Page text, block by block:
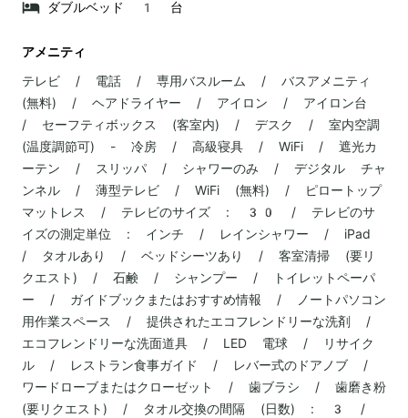
ダブルベッド 1 台
アメニティ
テレビ / 電話 / 専用バスルーム / バスアメニティ
(無料) / ヘアドライヤー / アイロン / アイロン台
/ セーフティボックス (客室内) / デスク / 室内空調
(温度調節可) - 冷房 / 高級寝具 / WiFi / 遮光カ
ーテン / スリッパ / シャワーのみ / デジタル チャ
ンネル / 薄型テレビ / WiFi (無料) / ピロートップ
マットレス / テレビのサイズ : 30 / テレビのサ
イズの測定単位 : インチ / レインシャワー / iPad
/ タオルあり / ベッドシーツあり / 客室清掃 (要リ
クエスト) / 石鹸 / シャンプー / トイレットペーパ
ー / ガイドブックまたはおすすめ情報 / ノートパソコン
用作業スペース / 提供されたエコフレンドリーな洗剤 /
エコフレンドリーな洗面道具 / LED 電球 / リサイク
ル / レストラン食事ガイド / レバー式のドアノブ /
ワードローブまたはクローゼット / 歯ブラシ / 歯磨き粉
(要リクエスト) / タオル交換の間隔 (日数) : 3 /